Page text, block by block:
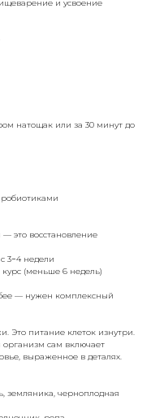
и усвоение
натощак или за 30 минут до
это восстановление
3−4 недели
(меньше 6 недель)
— нужен комплексный
Это питание клеток изнутри.
сам включает
выраженное в деталях.
земляника, черноплодная